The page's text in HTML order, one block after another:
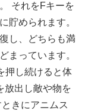
それをFキーを
貯められます。
し、どちらも満
まっています。
押し続けると体
放出し敵や物を
きにアニムス